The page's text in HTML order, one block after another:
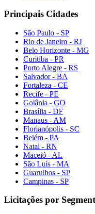
Principais Cidades
São Paulo - SP
Rio de Janeiro - RJ
Belo Horizonte - MG
Curitiba - PR
Porto Alegre - RS
Salvador - BA
Fortaleza - CE
Recife - PE
Goiânia - GO
Brasília - DF
Manaus - AM
Florianópolis - SC
Belém - PA
Natal - RN
Maceió - AL
São Luís - MA
Guarulhos - SP
Campinas - SP
Licitações por